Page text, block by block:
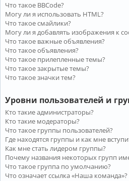
Что такое BBCode?
Могу ли я использовать HTML?
Что такое смайлики?
Могу ли я добавлять изображения к
Что такое важные объявления?
Что такое объявления?
Что такое прилепленные темы?
Что такое закрытые темы?
Что такое значки тем?
Уровни пользователей и
Кто такие администраторы?
Кто такие модераторы?
Что такое группы пользователей?
Где находятся группы и как мне
Как мне стать лидером группы?
Почему названия некоторых групп
Что такое группа по умолчанию?
Что означает ссылка «Наша команда»?